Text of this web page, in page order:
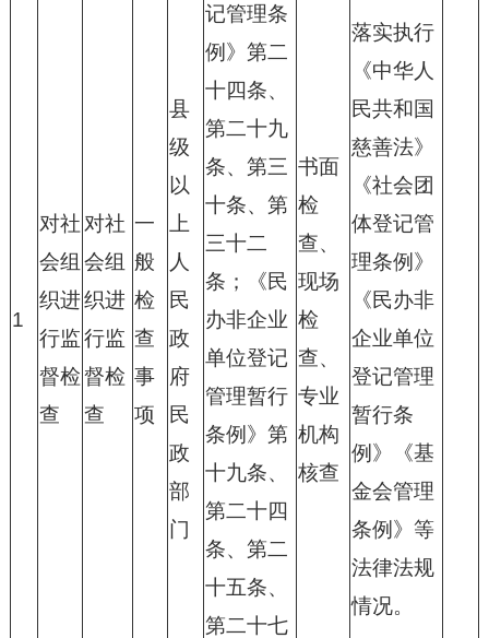
1
对社
会组
织进
行监
督检
查
对社
会组
织进
行监
督检
查
一
般
检
查
事
项
县
级
以
上
人
民
政
府
民
政
部
门
记管理条
例》第二
十四条、
第二十九
条、第三
十条、第
三十二
条；《民
办非企业
单位登记
管理暂行
条例》第
十九条、
第二十四
条、第二
十五条、
第二十七
书面
检
查、
现场
检
查、
专业
机构
核查
落实执行
《中华人
民共和国
慈善法》
《社会团
体登记管
理条例》
《民办非
企业单位
登记管理
暂行条
例》《基
金会管理
条例》等
法律法规
情况。